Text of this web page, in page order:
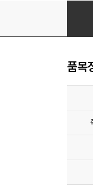
잘
품목